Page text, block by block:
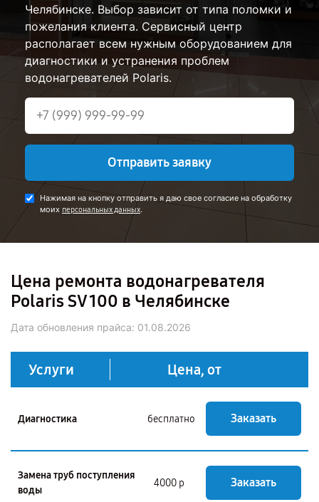
Челябинске. Выбор зависит от типа поломки и
пожелания клиента. Сервисный центр
располагает всем нужным оборудованием для
диагностики и устранения проблем
водонагревателей Polaris.
Отправить заявку
Нажимая на кнопку отправить я даю свое согласие на обработку
моих персональных данных.
Цена ремонта водонагревателя
Polaris SV 100 в Челябинске
Дата обновления прайса: 01.08.2026
Услуги Цена, от
Диагностика бесплатно Заказать
Замена труб поступления
воды
4000 р Заказать